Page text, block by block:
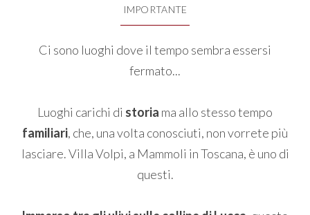
IMPORTANTE
Ci sono luoghi dove il tempo sembra essersi
fermato...
Luoghi carichi di storia ma allo stesso tempo
familiari, che, una volta conosciuti, non vorrete più
lasciare. Villa Volpi, a Mammoli in Toscana, è uno di
questi.